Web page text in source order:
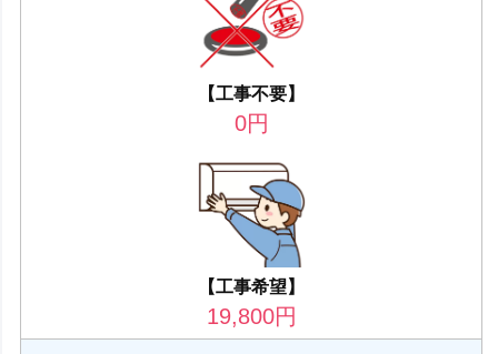
【工事不要】
0円
【工事希望】
19,800円